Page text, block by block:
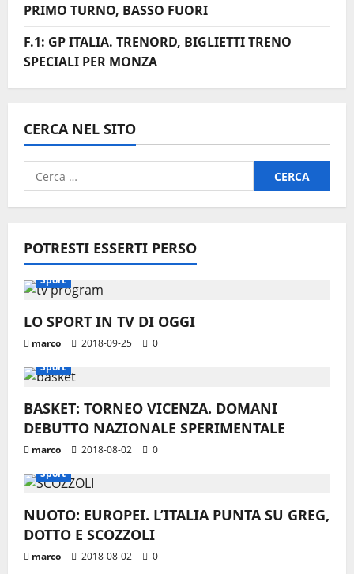
PRIMO TURNO, BASSO FUORI
F.1: GP ITALIA. TRENORD, BIGLIETTI TRENO
SPECIALI PER MONZA
CERCA NEL SITO
Ricerca
per:
POTRESTI ESSERTI PERSO
Sport
LO SPORT IN TV DI OGGI
marco 2018-09-25
0
Sport
BASKET: TORNEO VICENZA. DOMANI
DEBUTTO NAZIONALE SPERIMENTALE
marco 2018-08-02
0
Sport
NUOTO: EUROPEI. L’ITALIA PUNTA SU GREG,
DOTTO E SCOZZOLI
marco 2018-08-02
0